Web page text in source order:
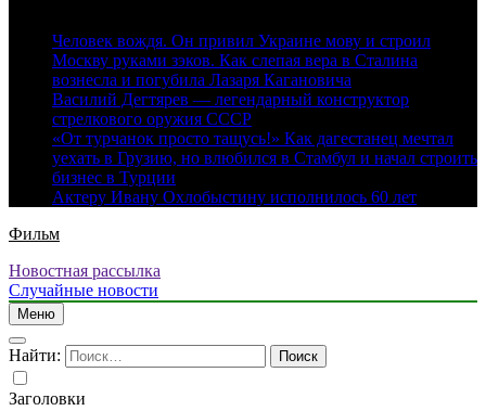
Человек вождя. Он привил Украине мову и строил
Москву руками зэков. Как слепая вера в Сталина
вознесла и погубила Лазаря Кагановича
Василий Дегтярев — легендарный конструктор
стрелкового оружия СССР
«От турчанок просто тащусь!» Как дагестанец мечтал
уехать в Грузию, но влюбился в Стамбул и начал строить
бизнес в Турции
Актеру Ивану Охлобыстину исполнилось 60 лет
Фильм
Новостная рассылка
Случайные новости
Меню
Найти:
Заголовки